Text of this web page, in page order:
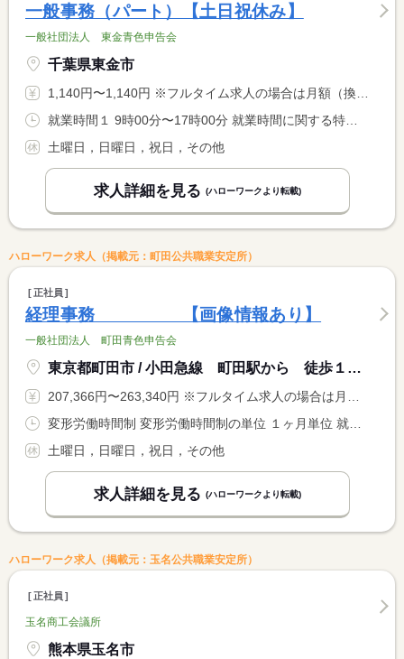
一般事務（パート）【土日祝休み】
一般社団法人 東金青色申告会
千葉県東金市
1,140円〜1,140円 ※フルタイム求人の場合は月額（換算額）、パート求人の場合は時間額を表示しています。
土曜日，日曜日，祝日，その他
求人詳細を見る (ハローワークより転載)
ハローワーク求人（掲載元：町田公共職業安定所）
正社員
経理事務 【画像情報あり】
一般社団法人 町田青色申告会
東京都町田市 / 小田急線 町田駅から 徒歩１３分
207,366円〜263,340円 ※フルタイム求人の場合は月額（換算額）、パート求人の場合は時間額を表示しています。
土曜日，日曜日，祝日，その他
求人詳細を見る (ハローワークより転載)
ハローワーク求人（掲載元：玉名公共職業安定所）
正社員
玉名商工会議所
熊本県玉名市